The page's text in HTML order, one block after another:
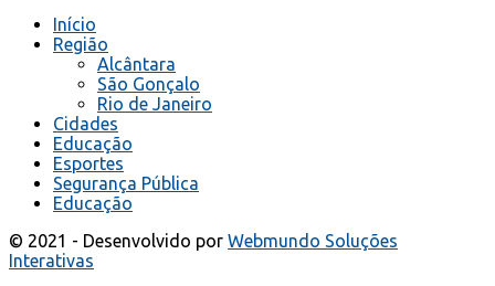
Início
Região
Alcântara
São Gonçalo
Rio de Janeiro
Cidades
Educação
Esportes
Segurança Pública
Educação
© 2021 - Desenvolvido por Webmundo Soluções
Interativas